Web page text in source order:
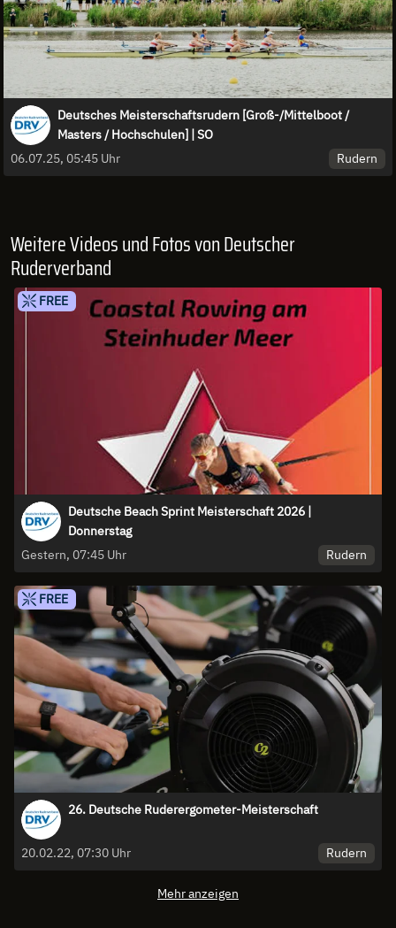
Deutsches Meisterschaftsrudern [Groß-/Mittelboot /
Masters / Hochschulen] | SO
06.07.25, 05:45 Uhr
Rudern
Weitere Videos und Fotos von Deutscher
Ruderverband
FREE
Deutsche Beach Sprint Meisterschaft 2026 |
Donnerstag
Gestern, 07:45 Uhr
Rudern
FREE
26. Deutsche Ruderergometer-Meisterschaft
20.02.22, 07:30 Uhr Rudern
Mehr anzeigen